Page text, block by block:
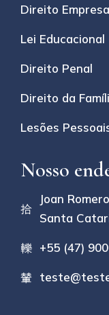
Direito
Lei Educacional
Direito Penal
Direito da
Lesões
Nosso
Joan
Santa
+55 (47)